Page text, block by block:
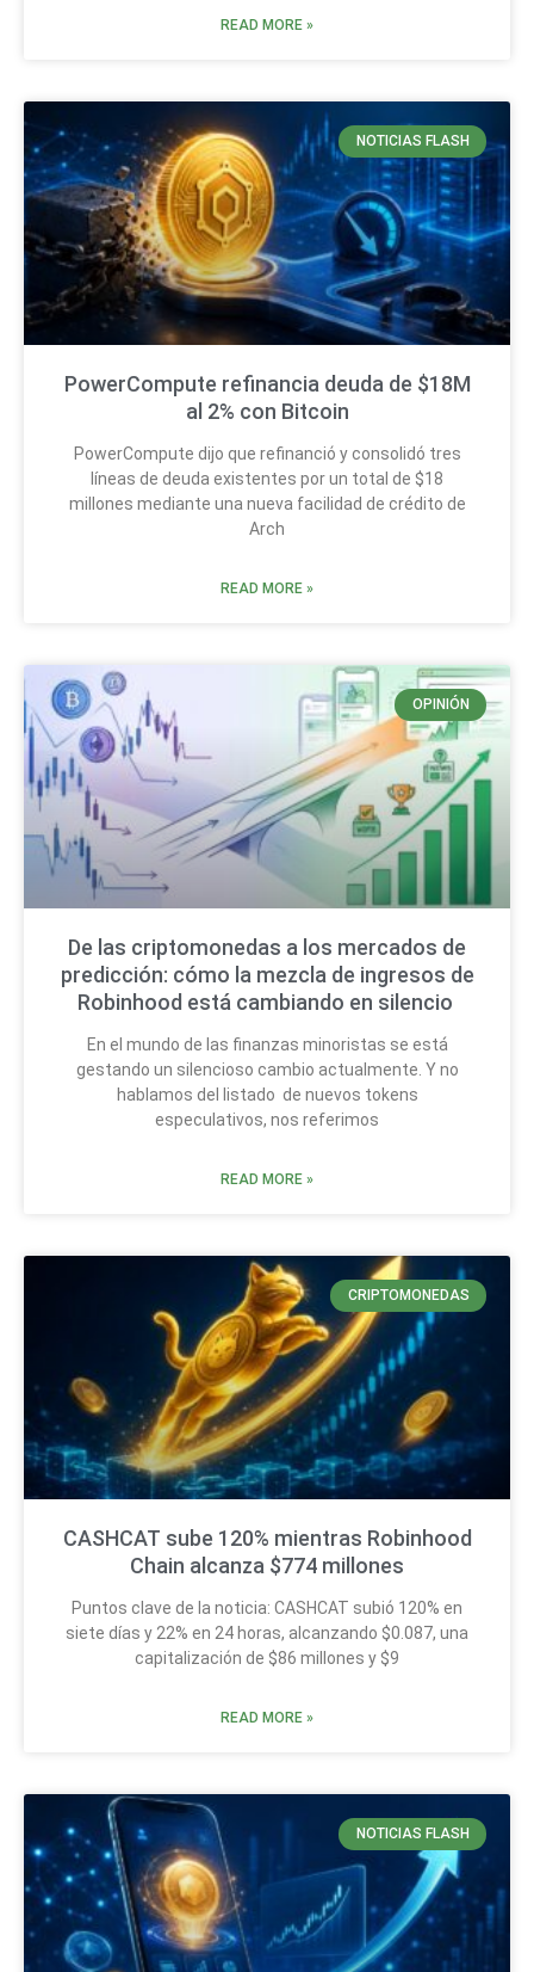
READ MORE »
NOTICIAS FLASH
PowerCompute refinancia deuda de $18M
al 2% con Bitcoin
PowerCompute dijo que refinanció y consolidó tres
líneas de deuda existentes por un total de $18
millones mediante una nueva facilidad de crédito de
Arch
READ MORE »
OPINIÓN
De las criptomonedas a los mercados de
predicción: cómo la mezcla de ingresos de
Robinhood está cambiando en silencio
En el mundo de las finanzas minoristas se está
gestando un silencioso cambio actualmente. Y no
hablamos del listado de nuevos tokens
especulativos, nos referimos
READ MORE »
CRIPTOMONEDAS
CASHCAT sube 120% mientras Robinhood
Chain alcanza $774 millones
Puntos clave de la noticia: CASHCAT subió 120% en
siete días y 22% en 24 horas, alcanzando $0.087, una
capitalización de $86 millones y $9
READ MORE »
NOTICIAS FLASH